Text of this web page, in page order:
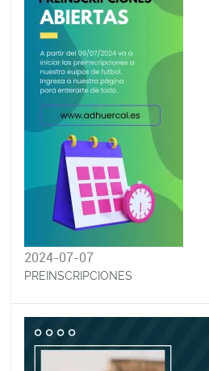
2024-07-07
PREINSCRIPCIONES